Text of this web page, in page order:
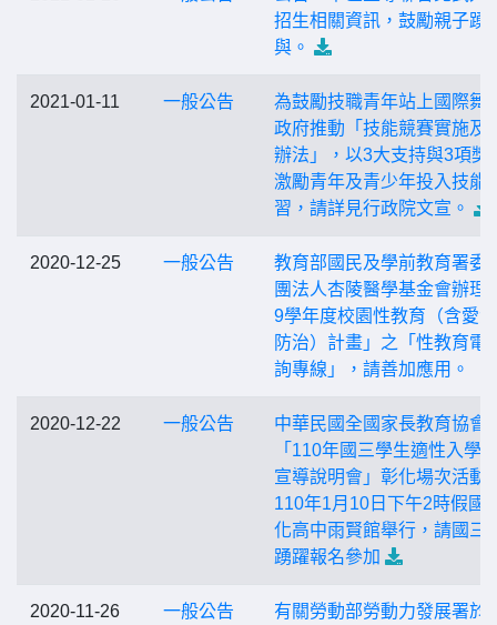
招生相關資訊，鼓勵親子踴
與。
2021-01-11 一般公告
為鼓勵技職青年站上國際舞
政府推動「技能競賽實施及
辦法」，以3大支持與3項獎
激勵青年及青少年投入技能
習，請詳見行政院文宣。
2020-12-25 一般公告
教育部國民及學前教育署委
團法人杏陵醫學基金會辦理
9學年度校園性教育（含愛
防治）計畫」之「性教育電
詢專線」，請善加應用。
2020-12-22 一般公告
中華民國全國家長教育協會
「110年國三學⽣適性入學
宣導說明會」彰化場次活動
110年1月10日下午2時假國
化高中雨賢館舉行，請國三
踴躍報名參加
2020-11-26 一般公告 有關勞動部勞動力發展署於